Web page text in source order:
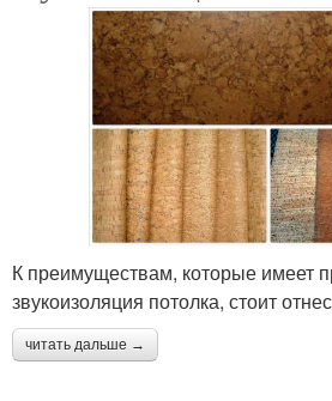
К преимуществам, которые имеет
звукоизоляция потолка, стоит
читать дальше →